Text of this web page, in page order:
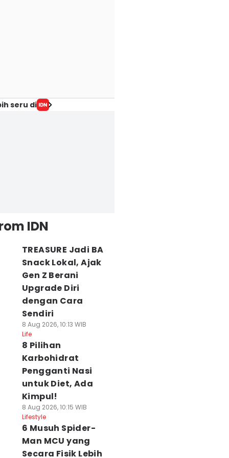
seru di
IDN
TREASURE Jadi BA
Snack Lokal, Ajak
Gen Z Berani
Upgrade Diri
dengan Cara
Sendiri
8 Aug 2026, 10:13 WIB
Life
8 Pilihan
Karbohidrat
Pengganti Nasi
untuk Diet, Ada
Kimpul!
8 Aug 2026, 10:15 WIB
Lifestyle
6 Musuh Spider-
Man MCU yang
Secara Fisik Lebih